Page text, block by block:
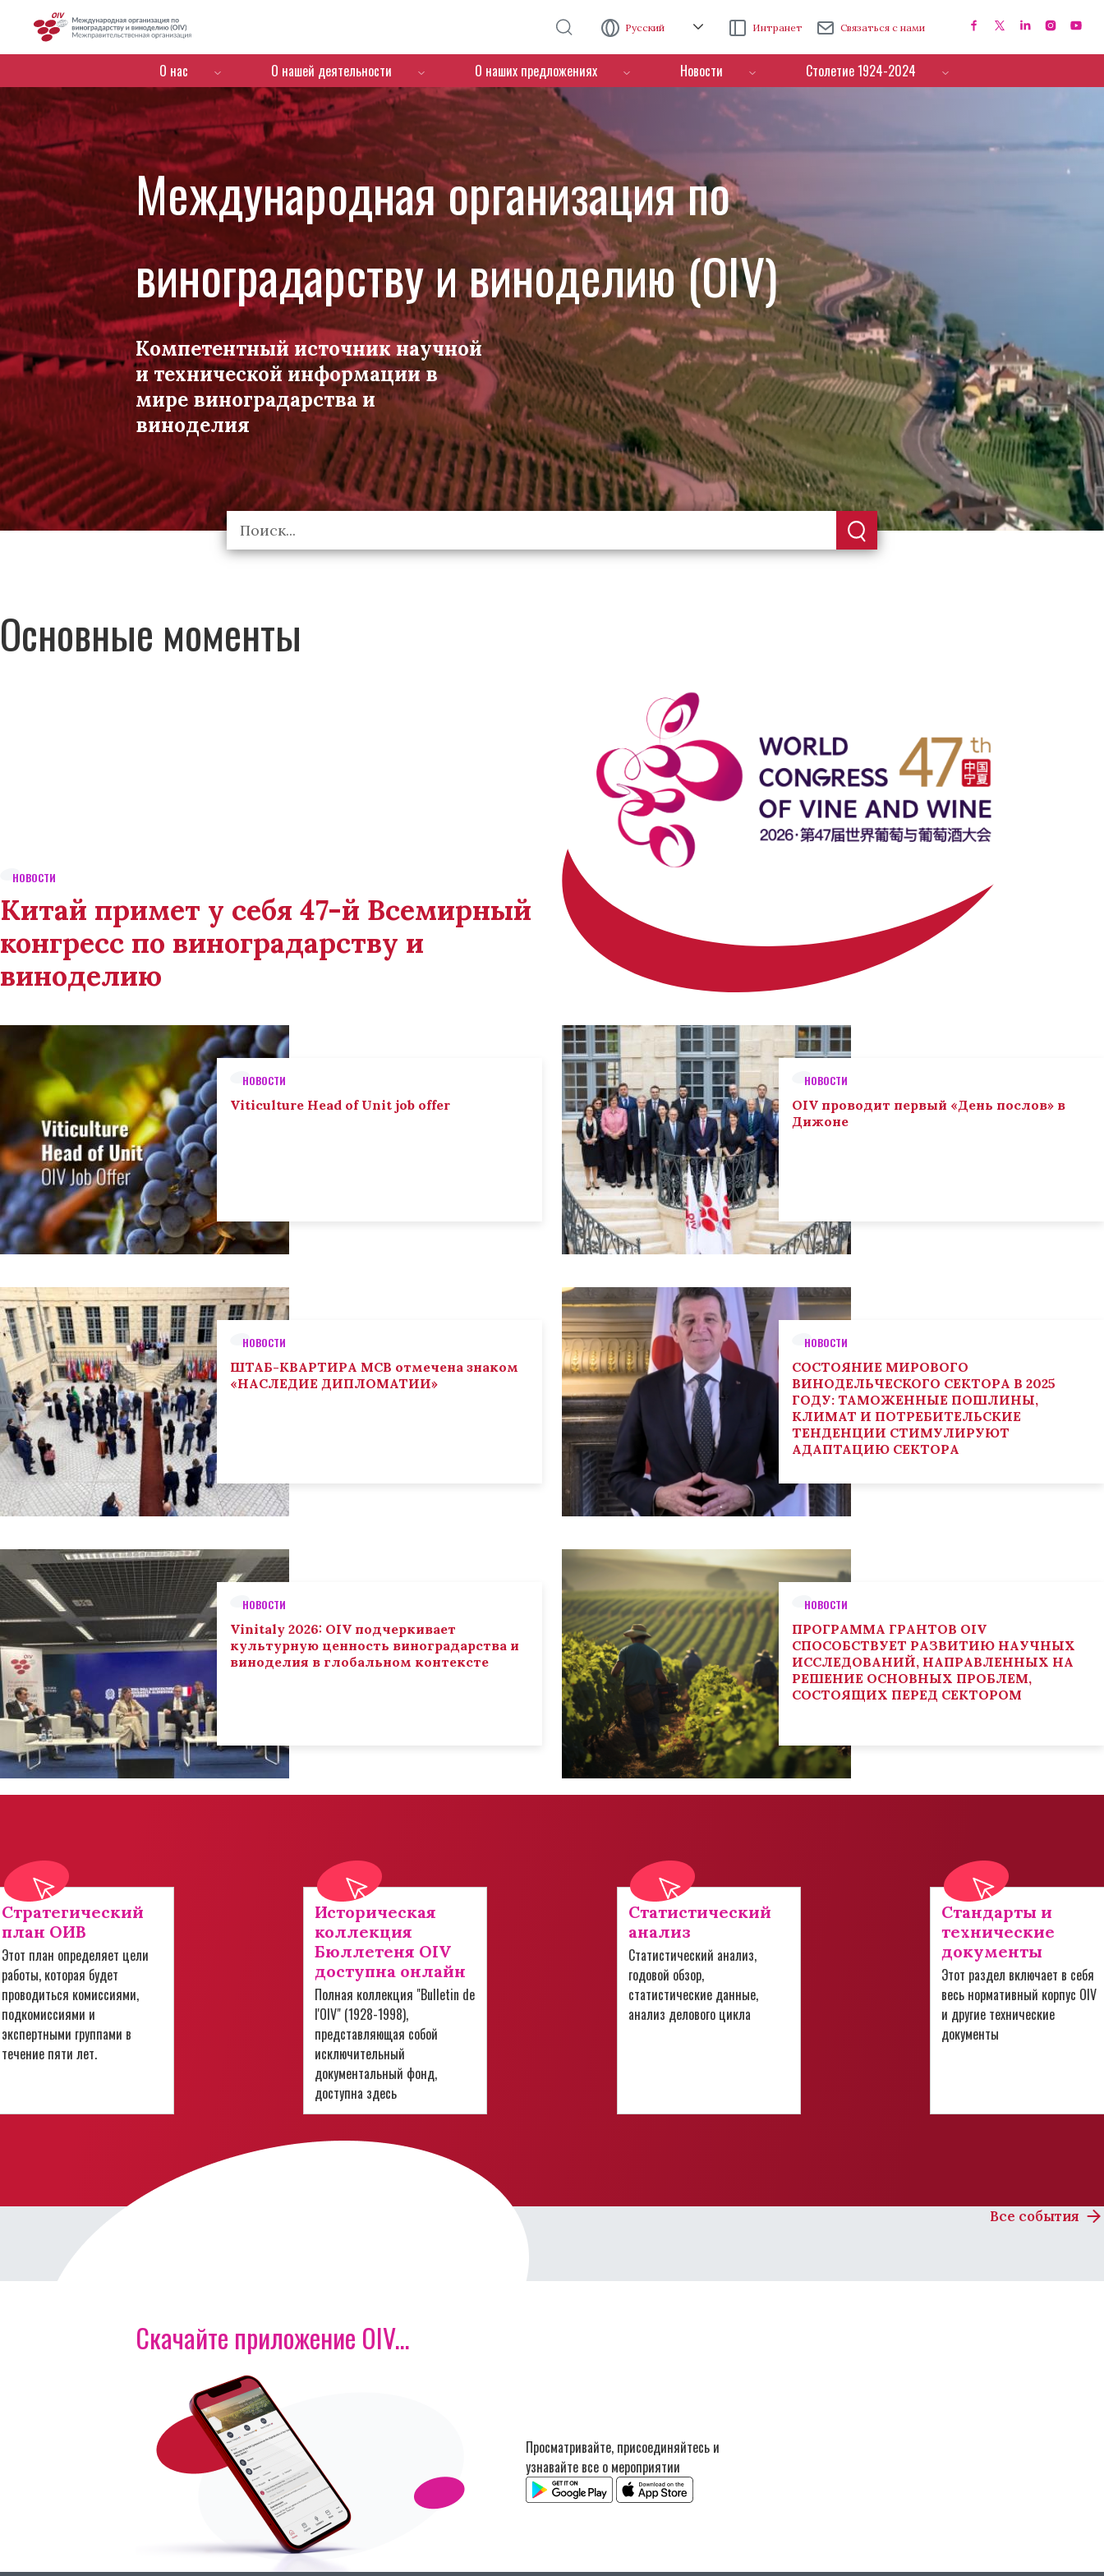
Русский Интранет Связаться с нами
Menú de navegación
О нас О нашей деятельности О наших предложениях Новости Столетие 1924-2024
Международная организация по
виноградарству и виноделию (OIV)
Компетентный источник научной
и технической информации в
мире виноградарства и
виноделия
Основные моменты
НОВОСТИ
Китай примет у себя 47-й Всемирный
конгресс по виноградарству и
виноделию
НОВОСТИ
Viticulture Head of Unit job offer
НОВОСТИ
OIV проводит первый «День послов» в
Дижоне
НОВОСТИ
ШТАБ-КВАРТИРА МСВ отмечена знаком
«НАСЛЕДИЕ ДИПЛОМАТИИ»
НОВОСТИ
СОСТОЯНИЕ МИРОВОГО
ВИНОДЕЛЬЧЕСКОГО СЕКТОРА В 2025
ГОДУ: ТАМОЖЕННЫЕ ПОШЛИНЫ,
КЛИМАТ И ПОТРЕБИТЕЛЬСКИЕ
ТЕНДЕНЦИИ СТИМУЛИРУЮТ
АДАПТАЦИЮ СЕКТОРА
НОВОСТИ
Vinitaly 2026: OIV подчеркивает
культурную ценность виноградарства и
виноделия в глобальном контексте
НОВОСТИ
ПРОГРАММА ГРАНТОВ OIV
СПОСОБСТВУЕТ РАЗВИТИЮ НАУЧНЫХ
ИССЛЕДОВАНИЙ, НАПРАВЛЕННЫХ НА
РЕШЕНИЕ ОСНОВНЫХ ПРОБЛЕМ,
СОСТОЯЩИХ ПЕРЕД СЕКТОРОМ
Стратегический
план ОИВ
Этот план определяет цели
работы, которая будет
проводиться комиссиями,
подкомиссиями и
экспертными группами в
течение пяти лет.
Историческая
коллекция
Бюллетеня OIV
доступна онлайн
Полная коллекция "Bulletin de
l'OIV" (1928-1998),
представляющая собой
исключительный
документальный фонд,
доступна здесь
Статистический
анализ
Статистический анализ,
годовой обзор,
статистические данные,
анализ делового цикла
Стандарты и
технические
документы
Этот раздел включает в себя
весь нормативный корпус OIV
и другие технические
документы
Все события
Скачайте приложение OIV...
Просматривайте, присоединяйтесь и
узнавайте все о мероприятии